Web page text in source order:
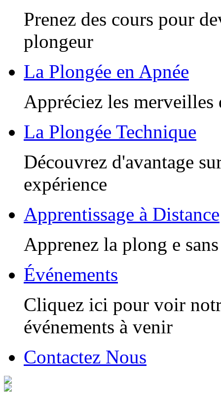
Prenez des cours pour
plongeur
La Plongée en Apnée
Appréciez les merveilles
La Plongée Technique
Découvrez d'avantage
expérience
Apprentissage à Distance
Apprenez la plong e
Événements
Cliquez ici pour voir
événements à venir
Contactez Nous